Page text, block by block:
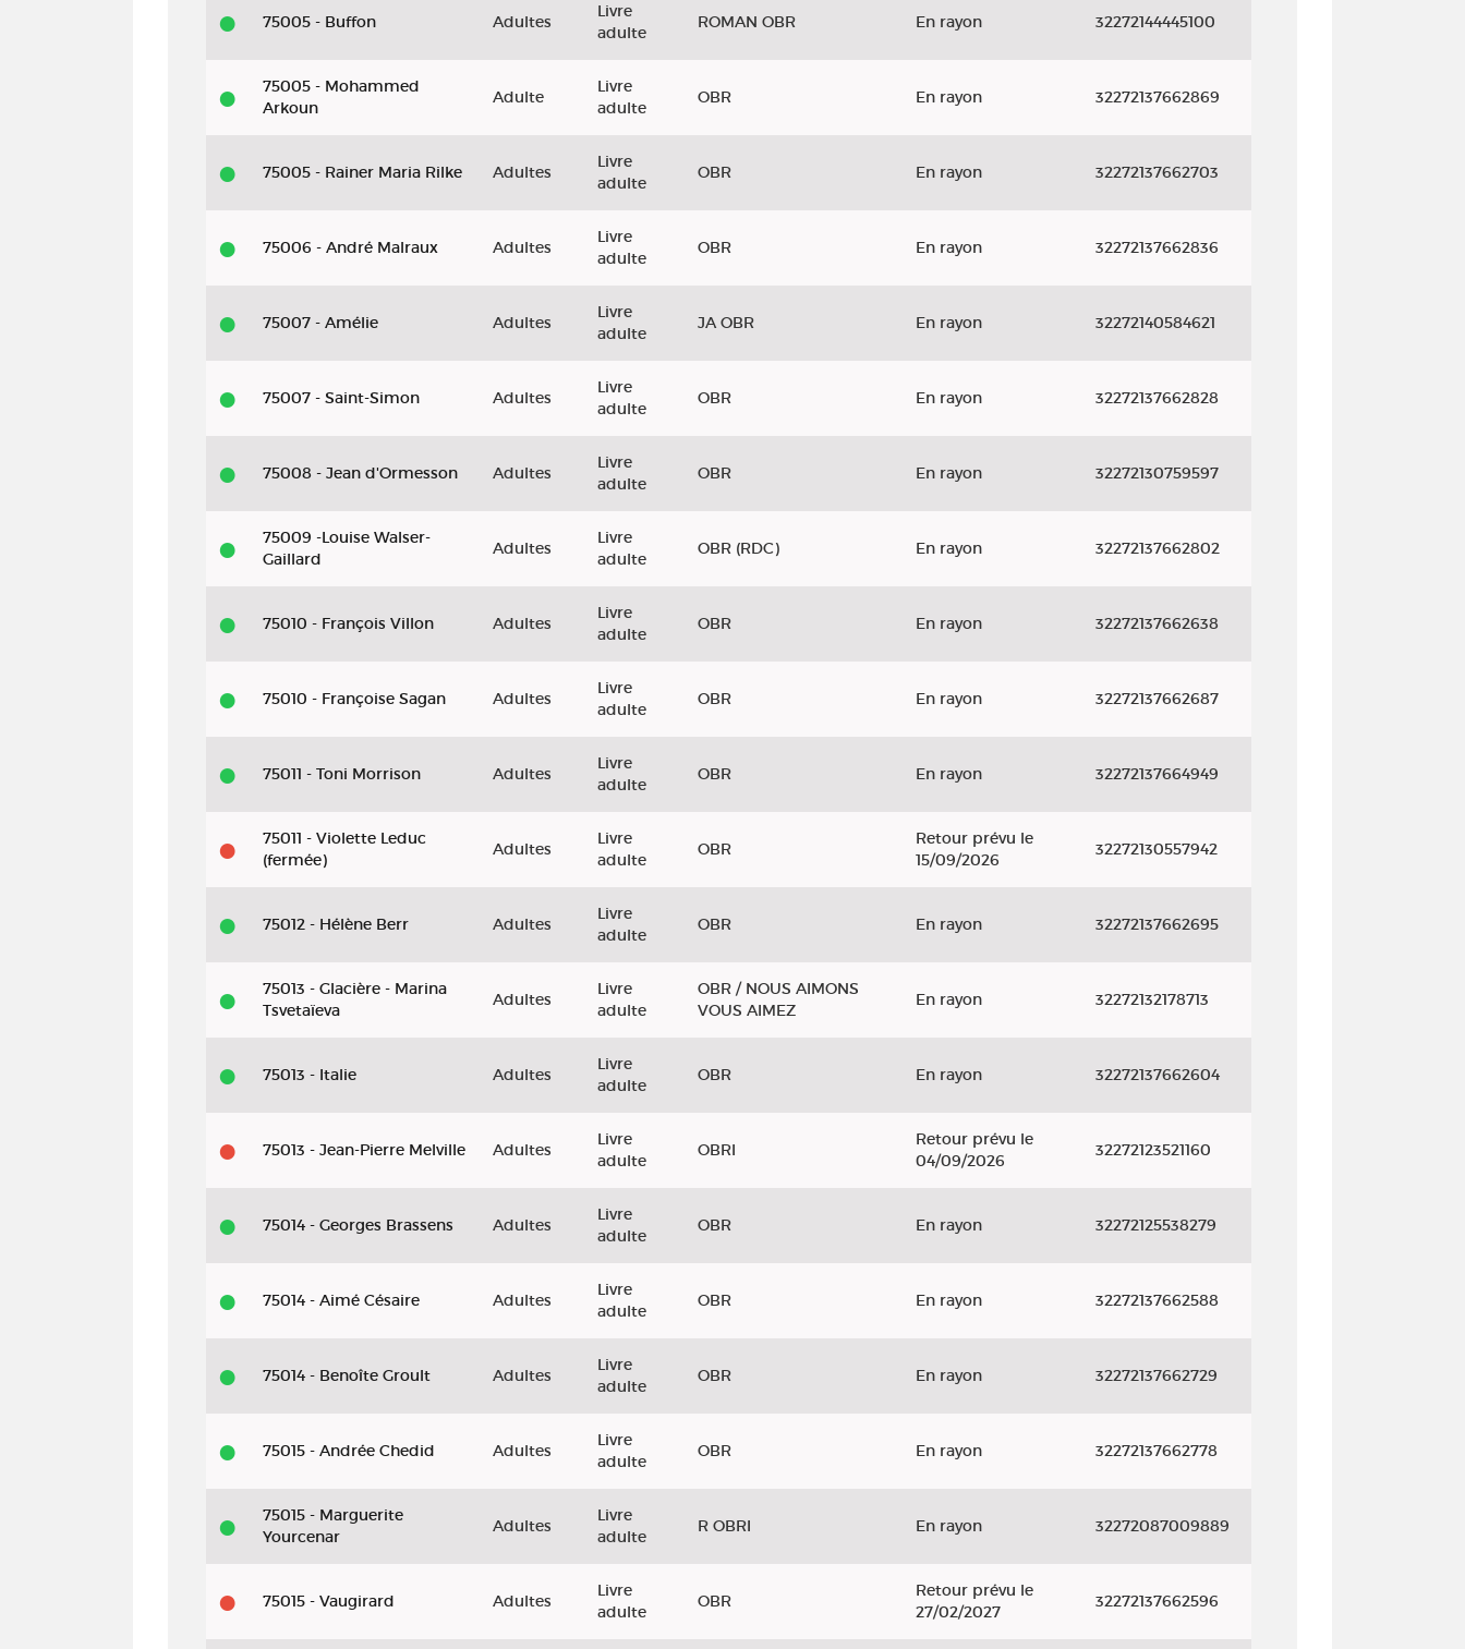
75005 - Buffon Adultes
Livre
adulte
ROMAN OBR En rayon 32272144445100
75005 - Mohammed
Arkoun
Adulte
Livre
adulte
OBR En rayon 32272137662869
75005 - Rainer Maria Rilke Adultes
Livre
adulte
OBR En rayon 32272137662703
75006 - André Malraux Adultes
Livre
adulte
OBR En rayon 32272137662836
75007 - Amélie Adultes
Livre
adulte
JA OBR En rayon 32272140584621
75007 - Saint-Simon Adultes
Livre
adulte
OBR En rayon 32272137662828
75008 - Jean d'Ormesson Adultes
Livre
adulte
OBR En rayon 32272130759597
75009 -Louise Walser-
Gaillard
Adultes
Livre
adulte
OBR (RDC) En rayon 32272137662802
75010 - François Villon Adultes
Livre
adulte
OBR En rayon 32272137662638
75010 - Françoise Sagan Adultes
Livre
adulte
OBR En rayon 32272137662687
75011 - Toni Morrison Adultes
Livre
adulte
OBR En rayon 32272137664949
75011 - Violette Leduc
(fermée)
Adultes
Livre
adulte
OBR
Retour prévu le
15/09/2026
32272130557942
75012 - Hélène Berr Adultes
Livre
adulte
OBR En rayon 32272137662695
75013 - Glacière - Marina
Tsvetaïeva
Adultes
Livre
adulte
OBR / NOUS AIMONS
VOUS AIMEZ
En rayon 32272132178713
75013 - Italie Adultes
Livre
adulte
OBR En rayon 32272137662604
75013 - Jean-Pierre Melville Adultes
Livre
adulte
OBRI
Retour prévu le
04/09/2026
32272123521160
75014 - Georges Brassens Adultes
Livre
adulte
OBR En rayon 32272125538279
75014 - Aimé Césaire Adultes
Livre
adulte
OBR En rayon 32272137662588
75014 - Benoîte Groult Adultes
Livre
adulte
OBR En rayon 32272137662729
75015 - Andrée Chedid Adultes
Livre
adulte
OBR En rayon 32272137662778
75015 - Marguerite
Yourcenar
Adultes
Livre
adulte
R OBRI En rayon 32272087009889
75015 - Vaugirard Adultes
Livre
adulte
OBR
Retour prévu le
27/02/2027
32272137662596